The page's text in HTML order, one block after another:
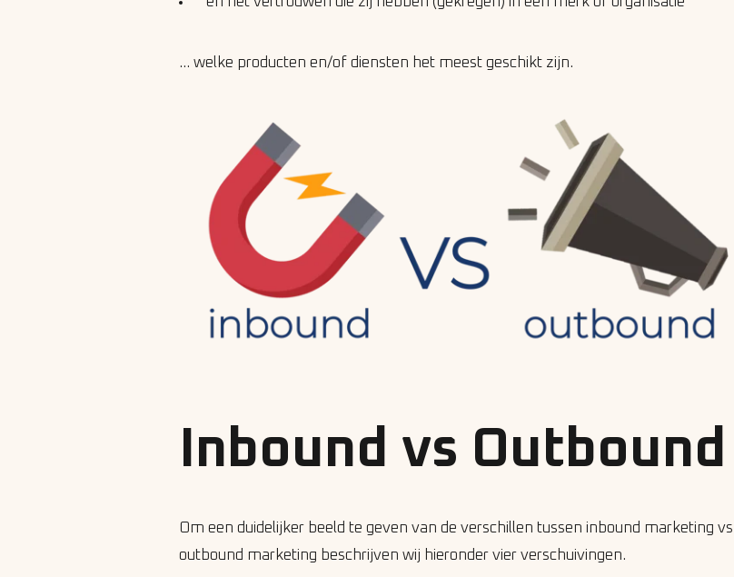
… welke producten en/of diensten het meest geschikt zijn.
Inbound vs Outbound
Om een duidelijker beeld te geven van de verschillen tussen inbound marketing vs
outbound marketing beschrijven wij hieronder vier verschuivingen.